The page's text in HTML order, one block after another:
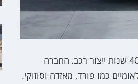
CHANGAN היא אחת מארבע קבוצות הרכב הגדולות בסין, עם היסטוריה של למעלה מ-40 שנות ייצור רכב. החברה
בינלאומיים כמו פורד, מאזדה וסוזוקי.